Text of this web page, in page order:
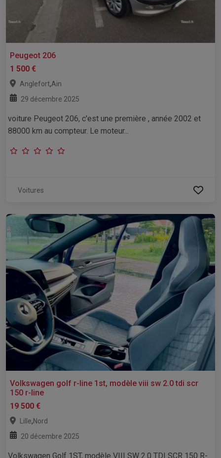
Peugeot 206
1 500 €
Anglefort,Ain
29 décembre 2025
voiture Peugeot 206, c'est une première , année 2002 et
88000 km au compteur. Le moteur...
Voitures
Volkswagen golf r-line 1st, modèle viii sw 2.0 tdi scr
150 r-line
19 500 €
Lille,Nord
20 décembre 2025
Volkswagen Golf 1ST, modèle VIII SW 2.0 TDI SCR 150 R-